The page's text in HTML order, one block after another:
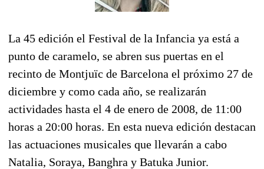
La 45 edición el Festival de la Infancia ya está a
punto de caramelo, se abren sus puertas en el
recinto de Montjuïc de Barcelona el próximo 27 de
diciembre y como cada año, se realizarán
actividades hasta el 4 de enero de 2008, de 11:00
horas a 20:00 horas. En esta nueva edición destacan
las actuaciones musicales que llevarán a cabo
Natalia, Soraya, Banghra y Batuka Junior.